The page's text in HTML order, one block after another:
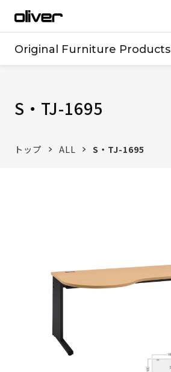
Original Furniture Products
S・TJ-1695
トップ ALL S・TJ-1695